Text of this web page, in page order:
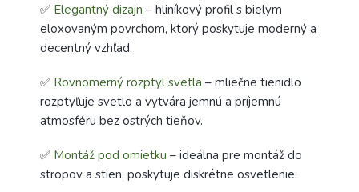
✅ Elegantný dizajn – hliníkový profil s bielym
eloxovaným povrchom, ktorý poskytuje moderný a
decentný vzhľad.
✅ Rovnomerný rozptyl svetla – mliečne tienidlo
rozptyľuje svetlo a vytvára jemnú a príjemnú
atmosféru bez ostrých tieňov.
✅ Montáž pod omietku – ideálna pre montáž do
stropov a stien, poskytuje diskrétne osvetlenie.